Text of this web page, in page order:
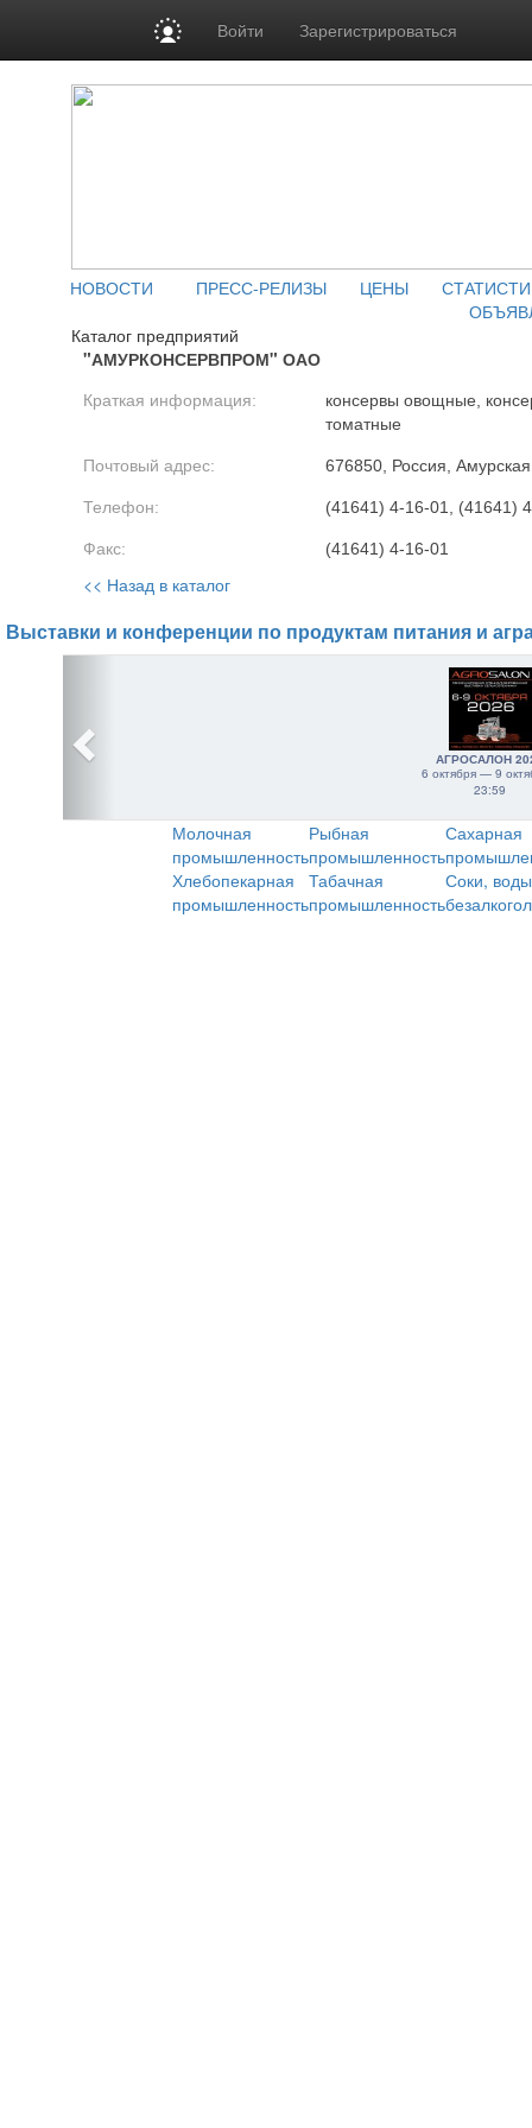
Войти Зарегистрироваться
НОВОСТИ ПРЕСС-РЕЛИЗЫ ЦЕНЫ
Каталог предприятий
"АМУРКОНСЕРВПРОМ" ОАО
Краткая информация:
консервы овощные,
томатные
Почтовый адрес: 676850, Россия,
Телефон: (41641) 4-16-01, (41641)
Факс: (41641) 4-16-01
<< Назад в каталог
Выставки и конференции по продуктам питания и
АГРОСАЛОН
6 октября — 9
23:59
Молочная
промышленность
Рыбная
промышленность
Сахарная
Хлебопекарная
промышленность
Табачная
промышленность
Соки,